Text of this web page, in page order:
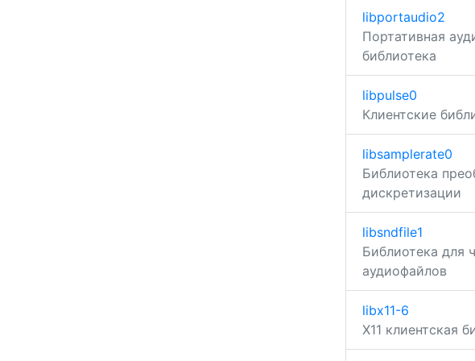
libportaudio2
Портативная
библиотека
libpulse0
Клиентские
libsamplerate0
Библиотека
дискретизации
libsndfile1
Библиотека для
аудиофайлов
libx11-6
X11 клиентская